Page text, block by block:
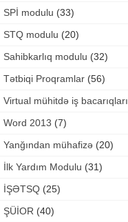
SPİ modulu (33)
STQ modulu (20)
Sahibkarlıq modulu (32)
Tətbiqi Proqramlar(56)
Virtual mühitdə iş bacarıqları
Word 2013 (7)
Yanğından mühafizə(20)
İlk Yardım Modulu (31)
İŞƏTSQ(25)
ŞÜİOR (40)